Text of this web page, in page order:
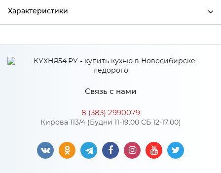
Характеристики
Производитель МиФ
Особенности
Количество упаковок: 10
Связь с нами
8 (383) 2990079
Кирова 113/4 (Будни 11-19:00 СБ 12-17:00)